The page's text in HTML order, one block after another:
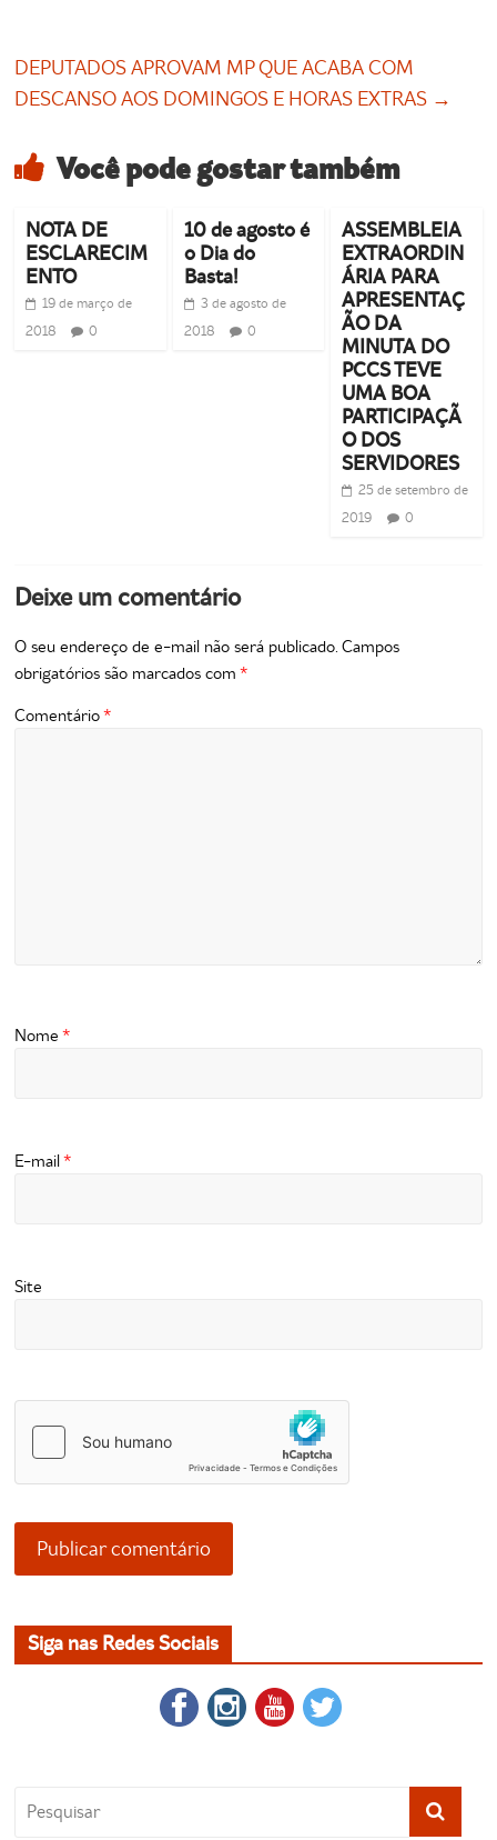
DEPUTADOS APROVAM MP QUE ACABA COM
DESCANSO AOS DOMINGOS E HORAS EXTRAS →
Você pode gostar também
NOTA DE
ESCLARECIM
ENTO
19 de março de
2018
0
10 de agosto é
o Dia do
Basta!
3 de agosto de
2018
0
ASSEMBLEIA
EXTRAORDIN
ÁRIA PARA
APRESENTAÇ
ÃO DA
MINUTA DO
PCCS TEVE
UMA BOA
PARTICIPAÇÃ
O DOS
SERVIDORES
25 de setembro de
2019
0
Deixe um comentário
O seu endereço de e-mail não será publicado. Campos
obrigatórios são marcados com*
Comentário*
Nome*
E-mail*
Site
Siga nas Redes Sociais